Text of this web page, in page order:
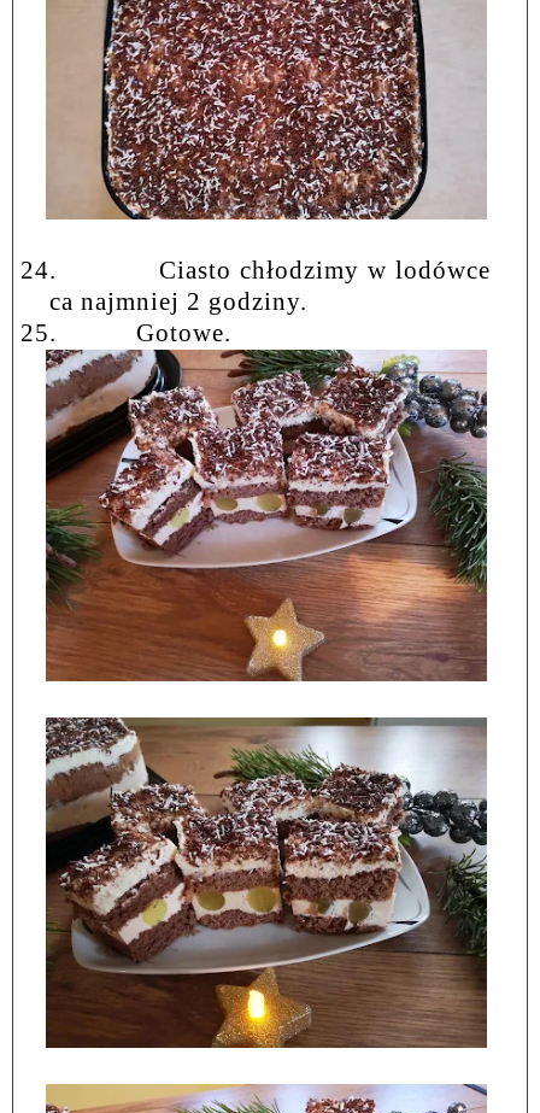
24.
Ciasto chłodzimy w lodówce
ca najmniej 2 godziny.
25.
Gotowe.